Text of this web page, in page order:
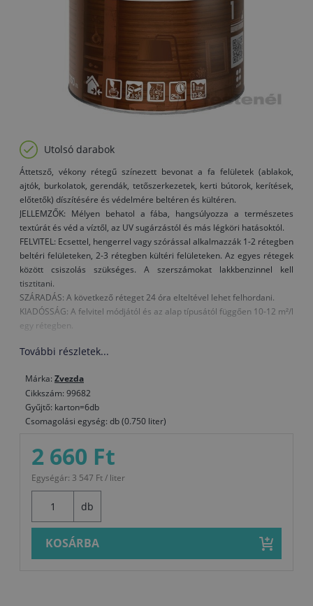
Utolsó darabok
Áttetsző, vékony rétegű színezett bevonat a fa felületek (ablakok,
ajtók, burkolatok, gerendák, tetőszerkezetek, kerti bútorok, kerítések,
előtetők) díszítésére és védelmére beltéren és kültéren.
JELLEMZŐK: Mélyen behatol a fába, hangsúlyozza a természetes
textúrát és véd a víztől, az UV sugárzástól és más légköri hatásoktól.
FELVITEL: Ecsettel, hengerrel vagy szórással alkalmazzák 1-2 rétegben
beltéri felületeken, 2-3 rétegben kültéri felületeken. Az egyes rétegek
között csiszolás szükséges. A szerszámokat lakkbenzinnel kell
tisztitani.
SZÁRADÁS: A következő réteget 24 óra elteltével lehet felhordani.
KIADÓSSÁG: A felvitel módjától és az alap típusától függően 10-12 m²/l
egy rétegben.
További részletek...
Márka: Zvezda
Cikkszám: 99682
Gyűjtő: karton=6db
Csomagolási egység: db (0.750 liter)
2 660 Ft
Egységár: 3 547 Ft / liter
db
KOSÁRBA